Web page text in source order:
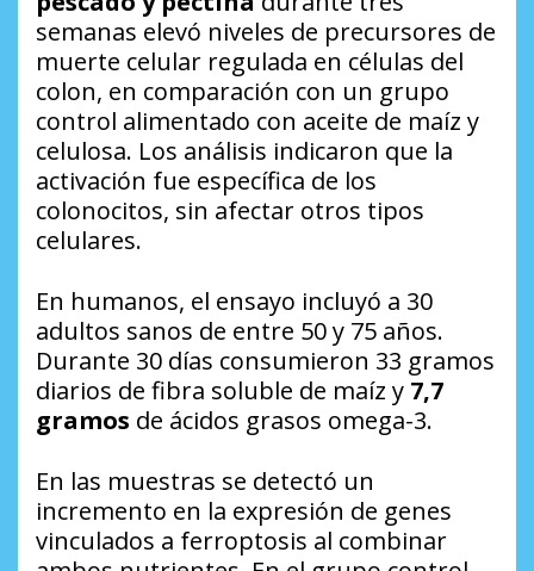
semanas elevó niveles de precursores de
muerte celular regulada en células del
colon, en comparación con un grupo
control alimentado con aceite de maíz y
celulosa. Los análisis indicaron que la
activación fue específica de los
colonocitos, sin afectar otros tipos
celulares.
En humanos, el ensayo incluyó a 30
adultos sanos de entre 50 y 75 años.
Durante 30 días consumieron 33 gramos
diarios de fibra soluble de maíz y 7,7
gramos de ácidos grasos omega-3.
En las muestras se detectó un
incremento en la expresión de genes
vinculados a ferroptosis al combinar